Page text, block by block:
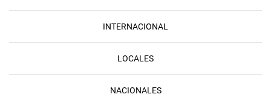
INTERNACIONAL
LOCALES
NACIONALES